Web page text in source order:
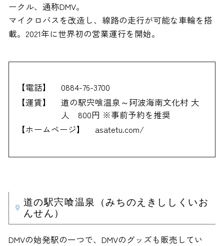
ークル、通称DMV。
マイクロバスを改造し、線路の走行が可能な車輪を搭
載。2021年に世界初の営業運行を開始。
【電話】
0884-76-3700
【運賃】
道の駅宍喰温泉～阿波海南文化村 大
人 800円 ※事前予約を推奨
【ホームページ】
asatetu.com/
道の駅宍喰温泉（みちのえきししくいお
んせん）
DMVの始発駅の一つで、DMVのグッズも販売してい